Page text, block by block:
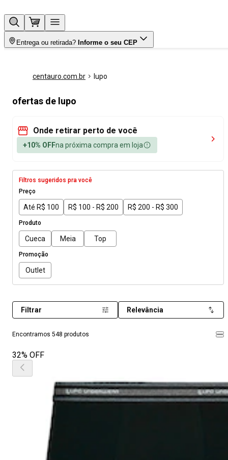
Entrega ou retirada? Informe o seu CEP
centauro.com.br lupo
ofertas de lupo
Onde retirar perto de você
+10% OFFna próxima compra em loja
Filtros sugeridos pra você
Preço
Até R$ 100 R$ 100 - R$ 200 R$ 200 - R$ 300
Produto
Cueca Meia Top
Promoção
Outlet
Encontramos 548 produtos
Filtrar Relevância
32% OFF